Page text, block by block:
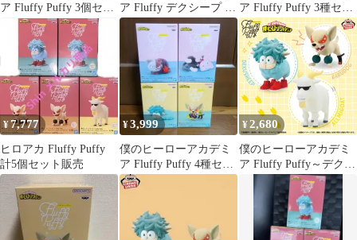
ア Fluffy Puffy 3個セッ
ア Fluffy デクシープ バ
クドッグ オールマイゴ
ート
ア Fluffy Puffy 3種セッ
ト
¥7,777
ヒロアカ Fluffy Puffy
計5個セット販売
¥3,999
僕のヒーローアカデミ
ア Fluffy Puffy 4種セッ
ト
¥2,680
僕のヒーローアカデミ
ア Fluffy Puffy～デクシ
ープ＆バクドッグ＆オ
ールマイゴート～全3種